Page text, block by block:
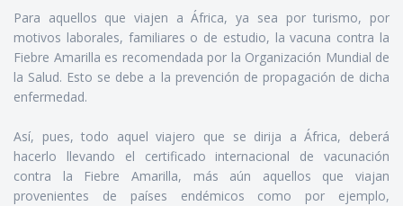
Para aquellos que viajen a África, ya sea por turismo, por
motivos laborales, familiares o de estudio, la vacuna contra la
Fiebre Amarilla es recomendada por la Organización Mundial de
la Salud. Esto se debe a la prevención de propagación de dicha
enfermedad.
Así, pues, todo aquel viajero que se dirija a África, deberá
hacerlo llevando el certificado internacional de vacunación
contra la Fiebre Amarilla, más aún aquellos que viajan
provenientes de países endémicos como por ejemplo,